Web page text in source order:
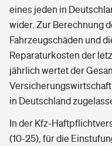
eines jeden in
wider. Zur Berechnung
Fahrzeugschäden und
Reparaturkosten der
jährlich wertet der
in Deutschland
In der Kfz-
(10-25), für die